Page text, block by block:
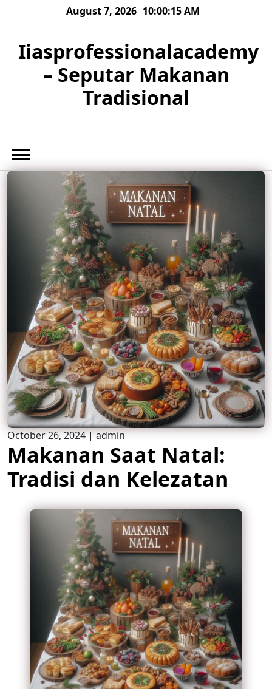
August 7, 2026 10:00:16 AM
Iiasprofessionalacademy
– Seputar Makanan
Tradisional
October 26, 2024|admin
Makanan Saat Natal:
Tradisi dan Kelezatan